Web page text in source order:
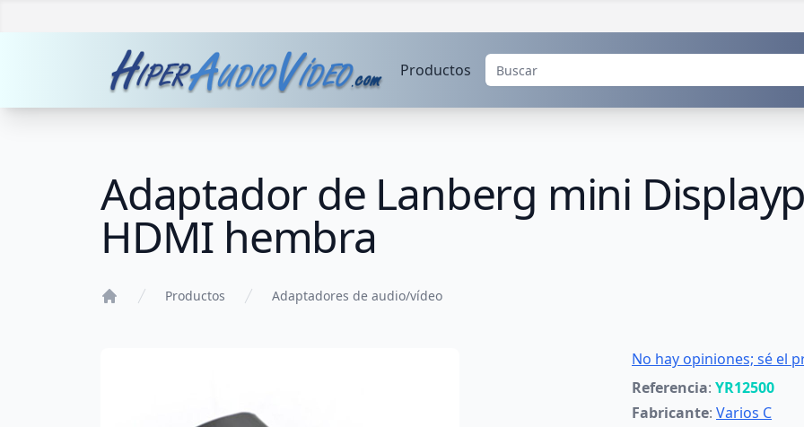
Productos
Adaptador de Lanberg mini
HDMI hembra
Productos Adaptadores de audio/vídeo
No hay opiniones; sé el
Referencia: YR12500
Fabricante: Varios C